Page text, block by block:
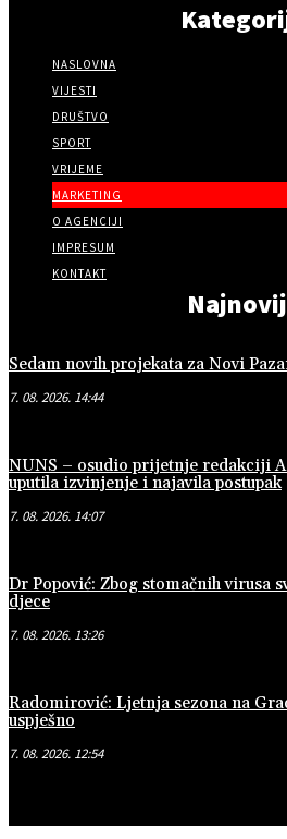
NASLOVNA
VIJESTI
DRUŠTVO
SPORT
VRIJEME
MARKETING
O AGENCIJI
IMPRESUM
KONTAKT
Sedam novih projekata za Novi
7. 08. 2026. 14:44
NUNS – osudio prijetnje redakciji
uputila izvinjenje i najavila postupak
7. 08. 2026. 14:07
Dr Popović: Zbog stomačnih virusa
djece
7. 08. 2026. 13:26
Radomirović: Ljetnja sezona na
uspješno
7. 08. 2026. 12:54